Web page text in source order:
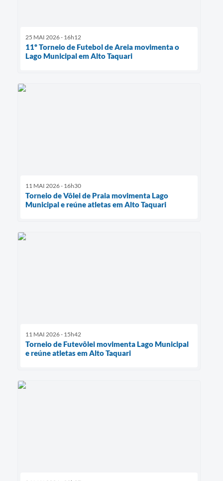
25 MAI 2026 - 16h12
11º Torneio de Futebol de Areia movimenta o
Lago Municipal em Alto Taquari
11 MAI 2026 - 16h30
Torneio de Vôlei de Praia movimenta Lago
Municipal e reúne atletas em Alto Taquari
11 MAI 2026 - 15h42
Torneio de Futevôlei movimenta Lago Municipal
e reúne atletas em Alto Taquari